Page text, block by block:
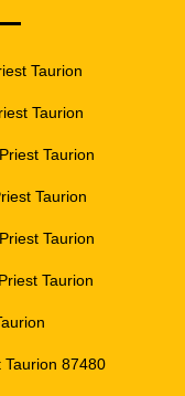
Taurion
Taurion
Taurion
Taurion
Taurion
Taurion
Taurion 87480